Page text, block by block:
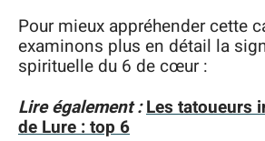
Pour mieux appréhender cette
examinons plus en détail la
spirituelle du 6 de cœur :
Lire également : Les tatoueurs
de Lure : top 6